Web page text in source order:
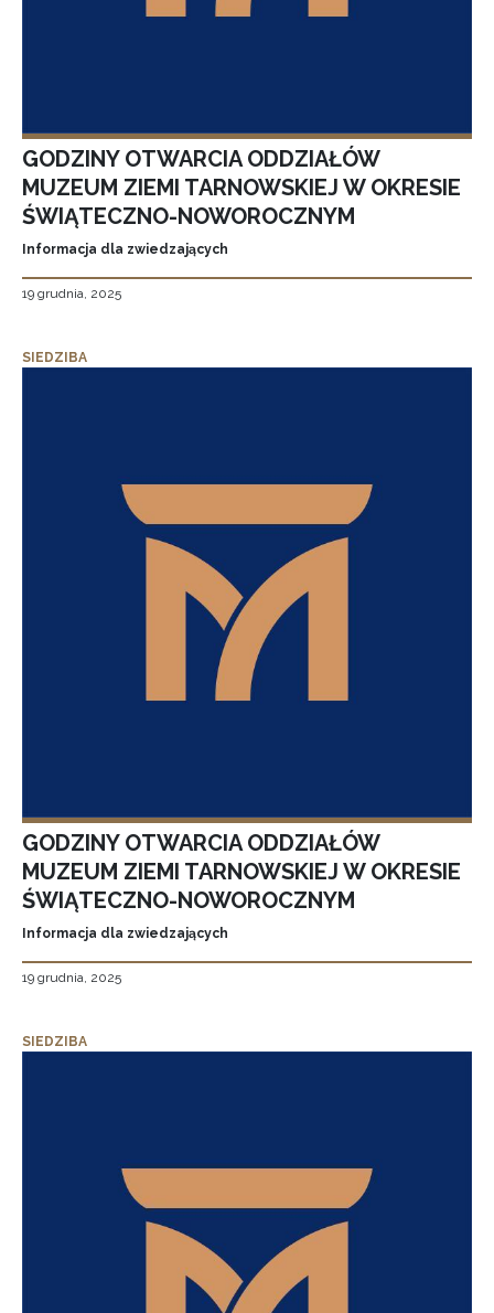
GODZINY OTWARCIA ODDZIAŁÓW
MUZEUM ZIEMI TARNOWSKIEJ W OKRESIE
ŚWIĄTECZNO-NOWOROCZNYM
Informacja dla zwiedzających
19 grudnia, 2025
SIEDZIBA
GODZINY OTWARCIA ODDZIAŁÓW
MUZEUM ZIEMI TARNOWSKIEJ W OKRESIE
ŚWIĄTECZNO-NOWOROCZNYM
Informacja dla zwiedzających
19 grudnia, 2025
SIEDZIBA